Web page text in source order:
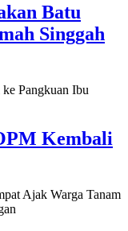
Batu
Singgah
Kembali